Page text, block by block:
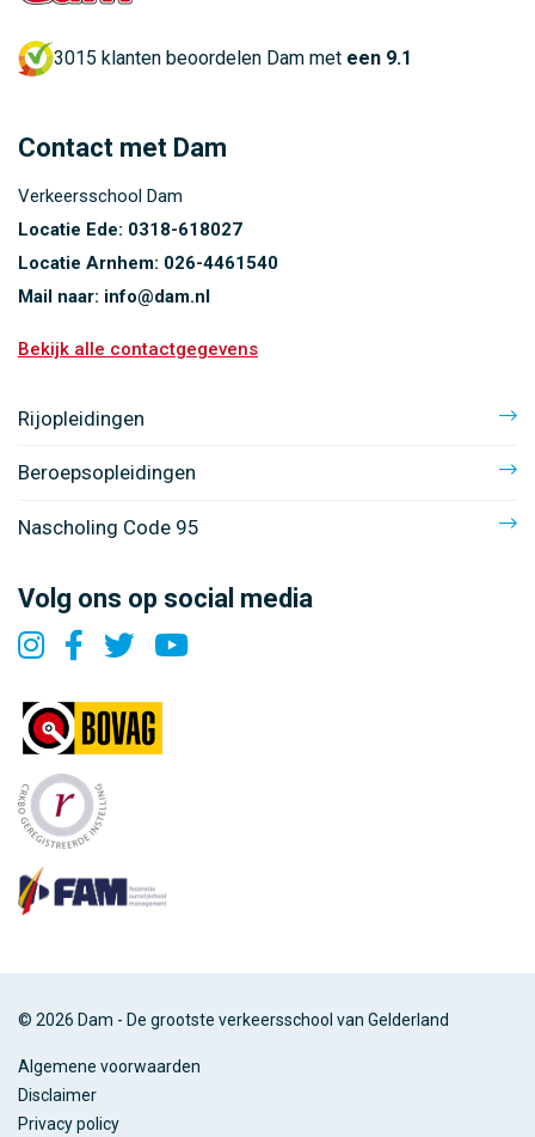
3015 klanten beoordelen Dam met een 9.1
Contact met Dam
Verkeersschool Dam
Locatie Ede: 0318-618027
Locatie Arnhem: 026-4461540
Mail naar: info@dam.nl
Bekijk alle contactgegevens
Rijopleidingen
Beroepsopleidingen
Nascholing Code 95
Volg ons op social media
© 2026 Dam - De grootste verkeersschool van Gelderland
Algemene voorwaarden
Disclaimer
Privacy policy